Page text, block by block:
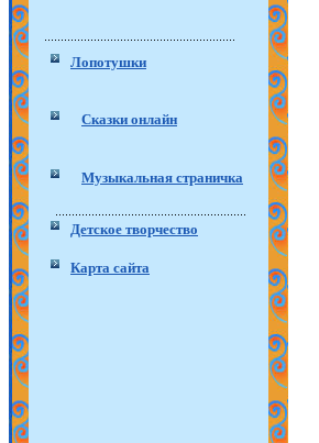
Лопотушки
Сказки онлайн
Музыкальная страничка
Детское творчество
Карта сайта